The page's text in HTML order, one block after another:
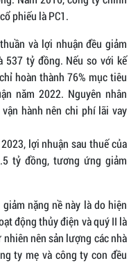
phiếu là PC1.
và lợi nhuận đều giảm
tỷ đồng. Nếu so với kế
hoàn thành 76% mục tiêu
năm 2022. Nguyên nhân
hành nên chi phí lãi vay
lợi nhuận sau thuế của
tỷ đồng, tương ứng giảm
nặng nề này là do hiện
động thủy điện và quý II là
nên sản lượng các nhà
ty mẹ và công ty con đều